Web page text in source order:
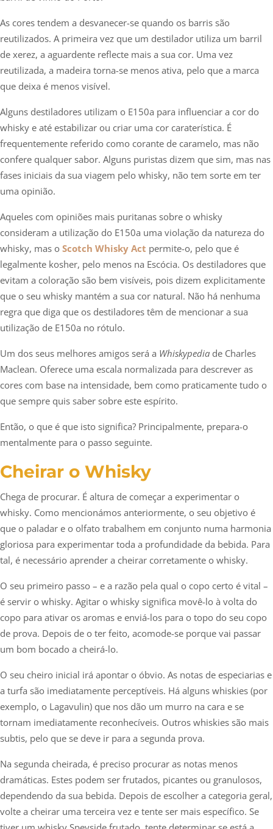
As cores tendem a desvanecer-se quando os barris são
reutilizados. A primeira vez que um destilador utiliza um barril
de xerez, a aguardente reflecte mais a sua cor. Uma vez
reutilizada, a madeira torna-se menos ativa, pelo que a marca
que deixa é menos visível.
Alguns destiladores utilizam o E150a para influenciar a cor do
whisky e até estabilizar ou criar uma cor caraterística. É
frequentemente referido como corante de caramelo, mas não
confere qualquer sabor. Alguns puristas dizem que sim, mas nas
fases iniciais da sua viagem pelo whisky, não tem sorte em ter
uma opinião.
Aqueles com opiniões mais puritanas sobre o whisky
consideram a utilização do E150a uma violação da natureza do
whisky, mas o Scotch Whisky Act permite-o, pelo que é
legalmente kosher, pelo menos na Escócia. Os destiladores que
evitam a coloração são bem visíveis, pois dizem explicitamente
que o seu whisky mantém a sua cor natural. Não há nenhuma
regra que diga que os destiladores têm de mencionar a sua
utilização de E150a no rótulo.
Um dos seus melhores amigos será a Whiskypedia de Charles
Maclean. Oferece uma escala normalizada para descrever as
cores com base na intensidade, bem como praticamente tudo o
que sempre quis saber sobre este espírito.
Então, o que é que isto significa? Principalmente, prepara-o
mentalmente para o passo seguinte.
Cheirar o Whisky
Chega de procurar. É altura de começar a experimentar o
whisky. Como mencionámos anteriormente, o seu objetivo é
que o paladar e o olfato trabalhem em conjunto numa harmonia
gloriosa para experimentar toda a profundidade da bebida. Para
tal, é necessário aprender a cheirar corretamente o whisky.
O seu primeiro passo – e a razão pela qual o copo certo é vital –
é servir o whisky. Agitar o whisky significa movê-lo à volta do
copo para ativar os aromas e enviá-los para o topo do seu copo
de prova. Depois de o ter feito, acomode-se porque vai passar
um bom bocado a cheirá-lo.
O seu cheiro inicial irá apontar o óbvio. As notas de especiarias e
a turfa são imediatamente perceptíveis. Há alguns whiskies (por
exemplo, o Lagavulin) que nos dão um murro na cara e se
tornam imediatamente reconhecíveis. Outros whiskies são mais
subtis, pelo que se deve ir para a segunda prova.
Na segunda cheirada, é preciso procurar as notas menos
dramáticas. Estes podem ser frutados, picantes ou granulosos,
dependendo da sua bebida. Depois de escolher a categoria geral,
volte a cheirar uma terceira vez e tente ser mais específico. Se